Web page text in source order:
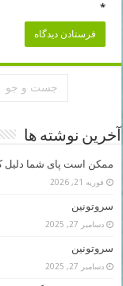
*
آخرین نوشته ها
ممکن است پای شما دلیل
فوریه 21, 2026
سروتونین
دسامبر 27, 2025
سروتونین
دسامبر 27, 2025